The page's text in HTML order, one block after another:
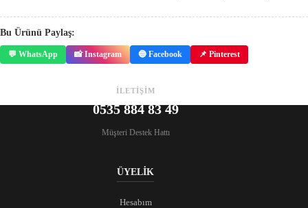
Bu Ürünü Paylaş:
💬 WhatsApp 📸 Instagram 🔵 Facebook 📌 Pinterest
İLETİŞİM
0535 884 83 49
Müşteri Destek Hattı
ÜYELİK
Hesabım